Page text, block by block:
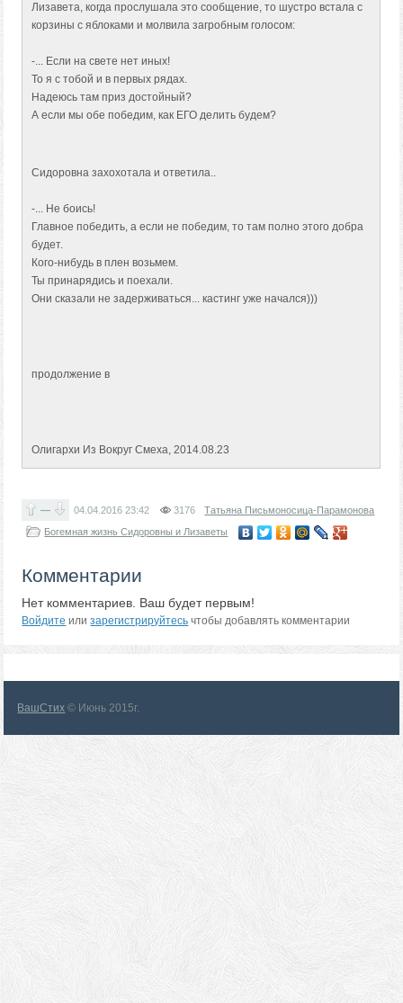
Лизавета, когда прослушала это сообщение, то шустро встала с
корзины с яблоками и молвила загробным голосом:
-... Если на свете нет иных!
То я с тобой и в первых рядах.
Надеюсь там приз достойный?
А если мы обе победим, как ЕГО делить будем?
Сидоровна захохотала и ответила..
-... Не боись!
Главное победить, а если не победим, то там полно этого добра
будет.
Кого-нибудь в плен возьмем.
Ты принарядись и поехали.
Они сказали не задерживаться... кастинг уже начался)))
продолжение в
Олигархи Из Вокруг Смеха, 2014.08.23
— 04.04.201623:42 3176
Татьяна Письмоносица-Парамонова
Богемная жизнь Сидоровны и Лизаветы
Комментарии
Нет комментариев. Ваш будет первым!
Войдите илизарегистрируйтесь чтобы добавлять комментарии
ВашСтих © Июнь 2015г.